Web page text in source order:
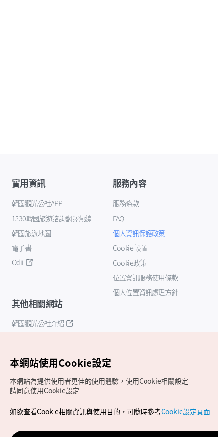
實用資訊
韓國觀光公社APP
1330韓國旅遊諮詢翻譯熱線
韓國旅遊地圖
電子書
Odii
服務內容
服務條款
FAQ
個人資訊保護政策
Cookie 設置
Cookie政策
位置資訊服務使用條款
個人位置資訊處理方針
其他相關網站
韓國觀光公社介紹
Copyrights (c) 韓國觀光公社版權所有
如有相關疑問或建議，歡迎來信至官方信箱
本網站使用Cookie設定
本網站為提供使用者更佳的使用體驗，使用Cookie相關設定
請同意使用Cookie設定
如欲查看Cookie相關資訊與使用目的，可隨時參考Cookie設定頁面